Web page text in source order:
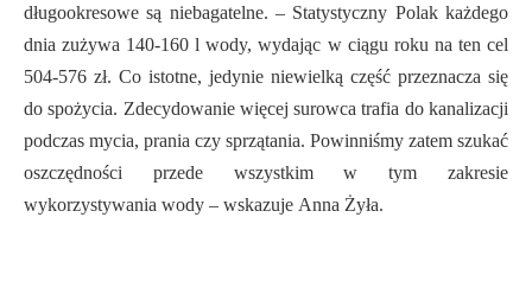
długookresowe są niebagatelne. – Statystyczny Polak każdego
dnia zużywa 140-160 l wody, wydając w ciągu roku na ten cel
504-576 zł. Co istotne, jedynie niewielką część przeznacza się
do spożycia. Zdecydowanie więcej surowca trafia do kanalizacji
podczas mycia, prania czy sprzątania. Powinniśmy zatem szukać
oszczędności przede wszystkim w tym zakresie
wykorzystywania wody – wskazuje Anna Żyła.